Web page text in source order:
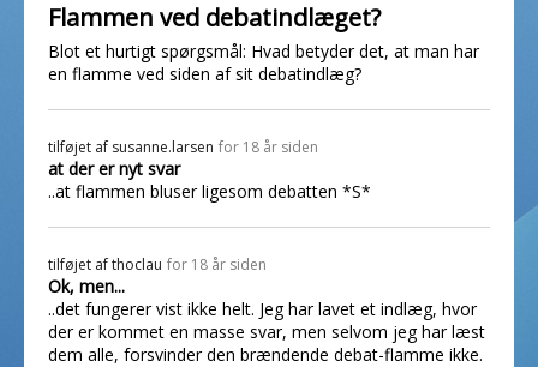
Flammen ved debatindlæget?
Blot et hurtigt spørgsmål: Hvad betyder det, at man har
en flamme ved siden af sit debatindlæg?
tilføjet af susanne.larsen for 18 år siden
at der er nyt svar
..at flammen bluser ligesom debatten *S*
tilføjet afthoclau for 18 år siden
Ok, men...
..det fungerer vist ikke helt. Jeg har lavet et indlæg, hvor
der er kommet en masse svar, men selvom jeg har læst
dem alle, forsvinder den brændende debat-flamme ikke.